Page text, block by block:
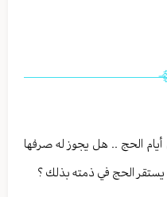
أيام الحج .. هل يجوز له صرفها
الحج في ذمته بذلك ؟